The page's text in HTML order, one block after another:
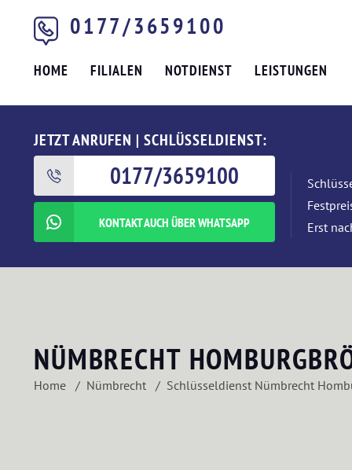
0177/3659100
HOME FILIALEN NOTDIENST LEISTUNGEN
JETZT ANRUFEN | SCHLÜSSELDIENST:
0177/3659100
KONTAKT AUCH ÜBER WHATSAPP
Erst
NÜMBRECHT
Home Nümbrecht Schlüsseldienst Nümbrecht